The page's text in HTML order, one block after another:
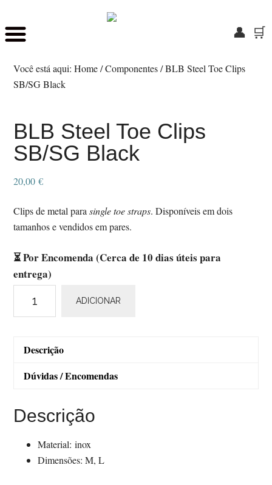
Skip
main
content
Saltar
rodapé
Você está aqui:Home /Componentes /BLB Steel Toe Clips
SB/SG Black
BLB Steel Toe Clips
SB/SG Black
20,00€
Clips de metal parasingle toe straps. Disponíveis em dois
tamanhos e vendidos em pares.
⏳ Por Encomenda (Cerca de 10 dias úteis para
entrega)
Toe
Clips
ADICIONAR
Descrição
Dúvidas / Encomendas
Descrição
Material: inox
Dimensões: M, L
👤 🛒